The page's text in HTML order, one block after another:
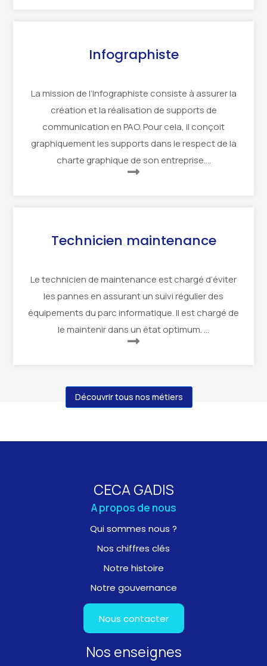
Infographiste
La mission de l’Infographiste consiste à assurer la
création et la réalisation de supports de
communication en PAO. Pour cela, il conçoit
graphiquement les supports dans le respect de la
charte graphique de son entreprise….
Technicien maintenance
Le technicien de maintenance est chargé d’éviter
les pannes en assurant un suivi régulier des
équipements du parc informatique. Il est chargé de
le maintenir dans un état optimum. …
Découvrir tous nos métiers
CECA GADIS
A propos de nous
Qui sommes nous ?
Nos chiffres clés
Notre histoire
Notre gouvernance
Nous contacter
Nos enseignes